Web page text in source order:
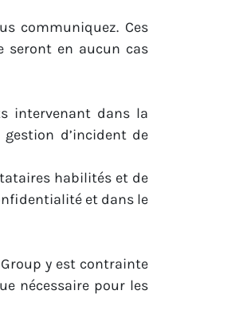
communiquez. Ces
seront en aucun cas
intervenant dans la
d’incident de
habilités et de
et dans le
y est contrainte
nécessaire pour les